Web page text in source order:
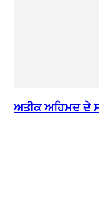
ਅਤੀਕ ਅਹਿਮਦ ਦੇ